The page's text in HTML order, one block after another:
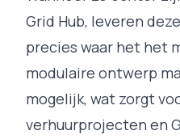
Grid Hub, leveren
precies waar het het
modulaire ontwerp
mogelijk, wat zorgt
verhuurprojecten en